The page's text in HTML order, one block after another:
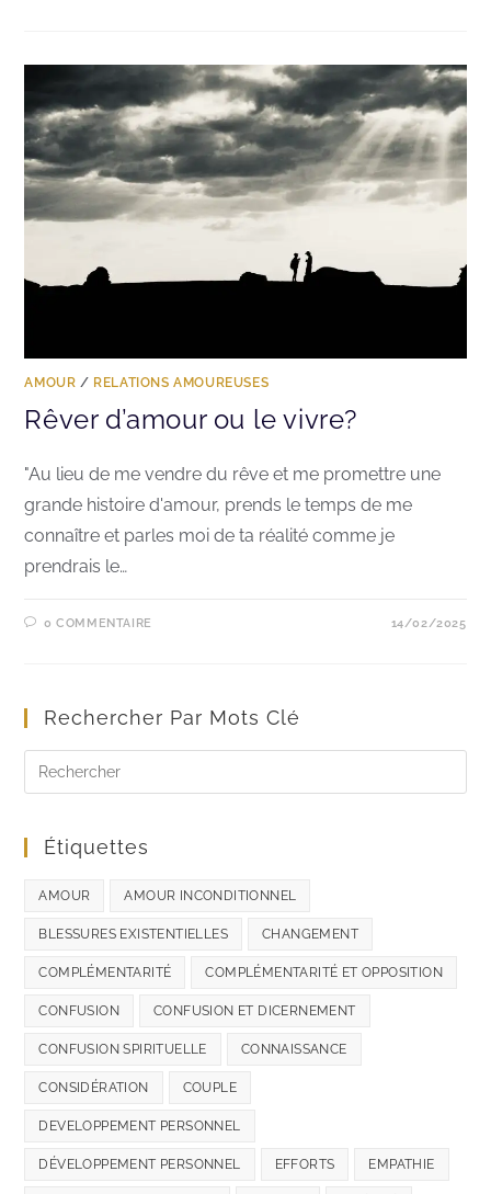
AMOUR / RELATIONS AMOUREUSES
Rêver d’amour ou le vivre?
"Au lieu de me vendre du rêve et me promettre une
grande histoire d'amour, prends le temps de me
connaître et parles moi de ta réalité comme je
prendrais le…
0 COMMENTAIRE 14/02/2025
Rechercher Par Mots Clé
Étiquettes
AMOUR AMOUR INCONDITIONNEL
BLESSURES EXISTENTIELLES CHANGEMENT
COMPLÉMENTARITÉ COMPLÉMENTARITÉ ET OPPOSITION
CONFUSION CONFUSION ET DICERNEMENT
CONFUSION SPIRITUELLE CONNAISSANCE
CONSIDÉRATION COUPLE
DEVELOPPEMENT PERSONNEL
DÉVELOPPEMENT PERSONNEL EFFORTS EMPATHIE